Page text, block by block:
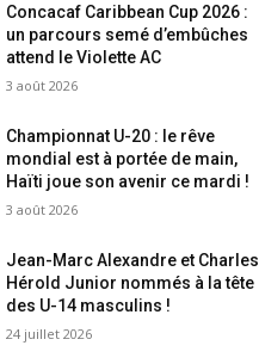
Concacaf Caribbean Cup 2026 :
un parcours semé d’embûches
attend le Violette AC
3 août 2026
Championnat U-20 : le rêve
mondial est à portée de main,
Haïti joue son avenir ce mardi !
3 août 2026
Jean-Marc Alexandre et Charles
Hérold Junior nommés à la tête
des U-14 masculins !
24 juillet 2026